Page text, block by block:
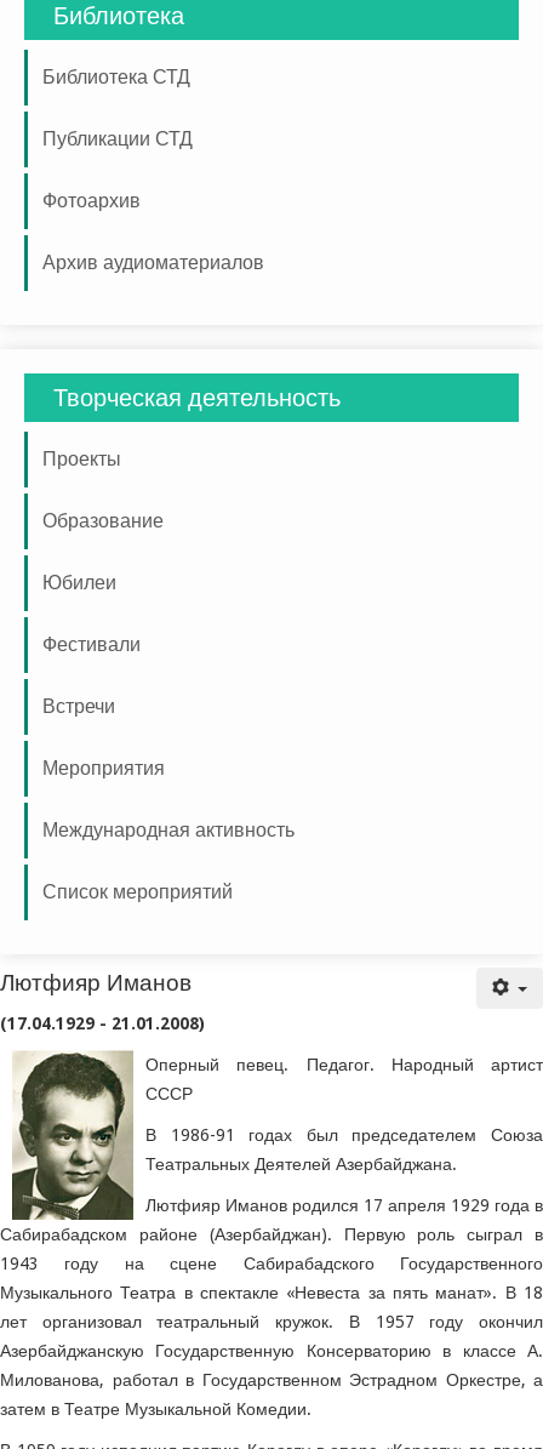
Библиотека
Библиотека СТД
Публикации СТД
Фотоархив
Архив аудиоматериалов
Творческая деятельность
Проекты
Образование
Юбилеи
Фестивали
Встречи
Мероприятия
Международная активность
Список мероприятий
Лютфияр Иманов
(17.04.1929 - 21.01.2008)
Оперный певец. Педагог. Народный артист
СССР
В 1986-91 годах был председателем Союза
Театральных Деятелей Азербайджана.
Лютфияр Иманов родился 17 апреля 1929 года в
Сабирабадском районе (Азербайджан). Первую роль сыграл в
1943 году на сцене Сабирабадского Государственного
Музыкального Театра в спектакле «Невеста за пять манат». В 18
лет организовал театральный кружок. В 1957 году окончил
Азербайджанскую Государственную Консерваторию в классе А.
Милованова, работал в Государственном Эстрадном Оркестре, а
затем в Театре Музыкальной Комедии.